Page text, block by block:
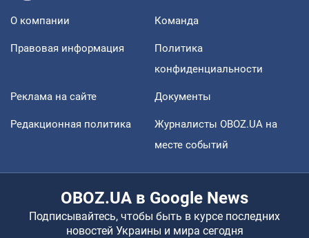
О компании Команда
Правовая информация
Политика
конфиденциальности
Реклама на сайте Документы
Редакционная политика
Журналисты OBOZ.UA на
месте событий
OBOZ.UA в Google News
Подписывайтесь, чтобы быть в курсе последних
новостей Украины и мира сегодня